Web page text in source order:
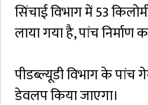
सिंचाई विभाग में 53
लाया गया है, पांच निर्माण
पीडब्ल्यूडी विभाग के पांच
डेवलप किया जाएगा।